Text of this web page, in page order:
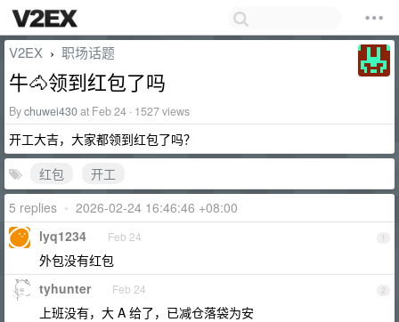
V2EX › 职场话题
牛🐴领到红包了吗
Bychuwei430at Feb 24 · 1527 views
开工大吉，大家都领到红包了吗？
红包
开工
5 replies • 2026-02-24 16:46:46 +08:00
1
lyq1234 Feb 24
外包没有红包
2
tyhunter Feb 24
上班没有，大 A 给了，已减仓落袋为安